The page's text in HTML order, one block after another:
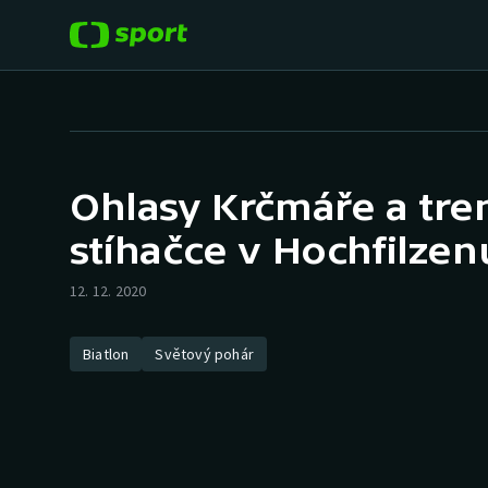
Hokej
Tenis
Cyklistika
Baseball a softbal
Basketbal
Ohlasy Krčmáře a
stíhačce v
12. 12. 2020
Biatlon Světový pohár